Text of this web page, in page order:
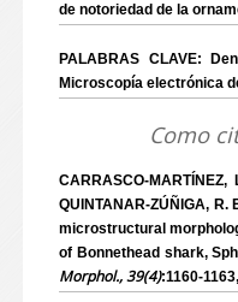
de notoriedad de la
PALABRAS CLAVE:
Microscopía electrónica
Como
CARRASCO-
QUINTANAR-ZÚÑIGA, R.
microstructural
of Bonnethead shark,
Morphol., 39(4):1160-